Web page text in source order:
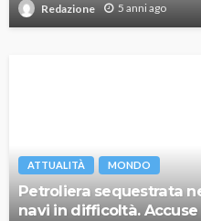
Redazione 5 anni ago
ATTUALITÀ MONDO
Petroliera sequestrata
navi in difficoltà. Accuse